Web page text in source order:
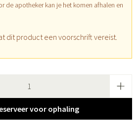
de apotheker kan je het komen afhalen en
dit product een voorschrift vereist.
voor ophaling